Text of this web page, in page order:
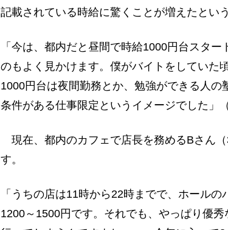
記載されている時給に驚くことが増えたという
「今は、都内だと昼間で時給1000円台スタ
のもよく見かけます。僕がバイトをしていた
1000円台は夜間勤務とか、勉強ができる人
条件がある仕事限定というイメージでした」
現在、都内のカフェで店長を務めるBさん
す。
「うちの店は11時から22時までで、ホール
1200～1500円です。それでも、やっぱり優